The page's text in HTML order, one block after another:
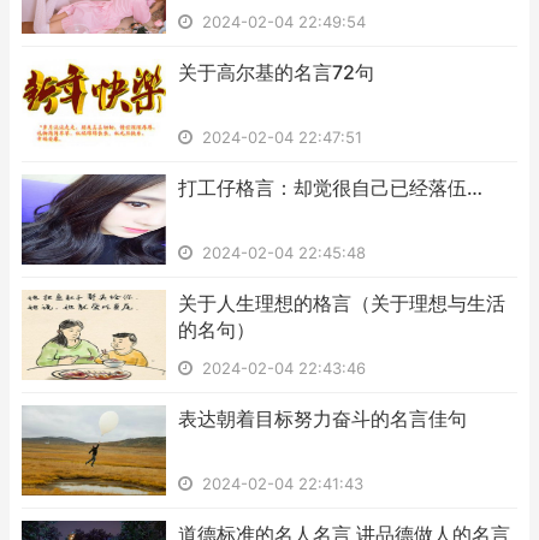
2024-02-04 22:49:54
​关于高尔基的名言72句
2024-02-04 22:47:51
​打工仔格言：却觉很自己已经落伍…
2024-02-04 22:45:48
​关于人生理想的格言（关于理想与生活
的名句）
2024-02-04 22:43:46
​表达朝着目标努力奋斗的名言佳句
2024-02-04 22:41:43
​道德标准的名人名言 讲品德做人的名言